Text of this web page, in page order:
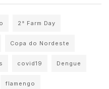
2° Farm Day
Copa do Nordeste
covid19 Dengue
flamengo